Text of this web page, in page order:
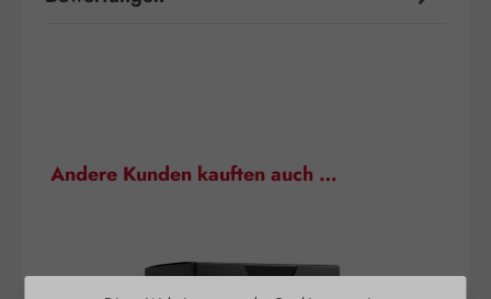
Produktgalerie überspringen
Andere Kunden kauften auch …